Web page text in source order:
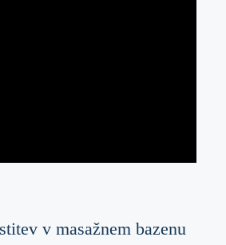
v masažnem bazenu